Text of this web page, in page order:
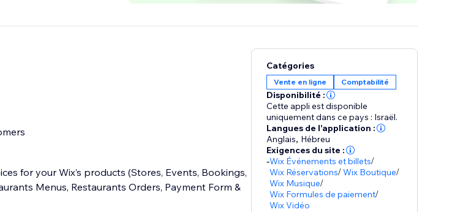
for your Wix’s products (Stores, Events, Bookings,
Menus, Restaurants Orders, Payment Form &
Catégories
Vente en ligne Comptabilité
Disponibilité :
Cette appli est disponible
uniquement dans ce pays : Israël.
Langues de l'application :
Anglais, Hébreu
Exigences du site :
-Wix Événements et billets/
Wix Réservations/Wix Boutique/
Wix Musique/
Wix Formules de paiement/
Wix Vidéo